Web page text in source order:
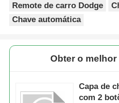
Remote de carro Dodge
Chave automática
Obter o
Capa de
com 2